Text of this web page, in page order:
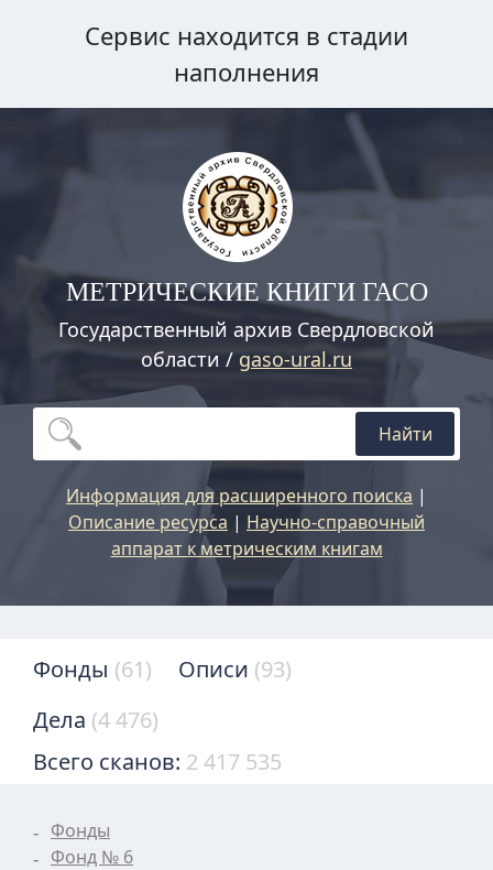
Сервис находится в стадии
наполнения
МЕТРИЧЕСКИЕ КНИГИ ГАСО
Государственный архив Свердловской
области / gaso-ural.ru
Найти
Информация для расширенного поиска |
Описание ресурса | Научно-справочный
аппарат к метрическим книгам
Фонды (61) Описи (93)
Дела (4 476)
Всего сканов: 2 417 535
Фонды
Фонд № 6